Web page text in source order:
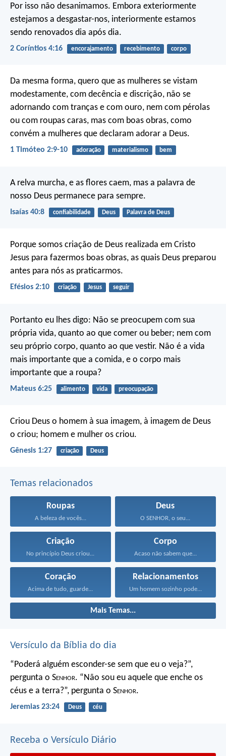
Por isso não desanimamos. Embora exteriormente
estejamos a desgastar-nos, interiormente estamos
sendo renovados dia após dia.
2 Coríntios 4:16 encorajamento recebimento corpo
Da mesma forma, quero que as mulheres se vistam
modestamente, com decência e discrição, não se
adornando com tranças e com ouro, nem com pérolas
ou com roupas caras, mas com boas obras, como
convém a mulheres que declaram adorar a Deus.
1 Timóteo 2:9-10 adoração materialismo bem
A relva murcha, e as flores caem, mas a palavra de
nosso Deus permanece para sempre.
Isaías 40:8 confiabilidade Deus Palavra de Deus
Porque somos criação de Deus realizada em Cristo
Jesus para fazermos boas obras, as quais Deus preparou
antes para nós as praticarmos.
Efésios 2:10 criação Jesus seguir
Portanto eu lhes digo: Não se preocupem com sua
própria vida, quanto ao que comer ou beber; nem com
seu próprio corpo, quanto ao que vestir. Não é a vida
mais importante que a comida, e o corpo mais
importante que a roupa?
Mateus 6:25 alimento vida preocupação
Criou Deus o homem à sua imagem, à imagem de Deus
o criou; homem e mulher os criou.
Gênesis 1:27 criação Deus
Temas relacionados
Roupas
A beleza de vocês...
Deus
O SENHOR, o seu...
Criação
No princípio Deus criou...
Corpo
Acaso não sabem que...
Coração
Acima de tudo, guarde...
Relacionamentos
Um homem sozinho pode...
Mais Temas...
Versículo da Bíblia do dia
“Poderá alguém esconder-se sem que eu o veja?”,
pergunta o Senhor. “Não sou eu aquele que enche os
céus e a terra?”, pergunta o Senhor.
Jeremias 23:24 Deus céu
Receba o Versículo Diário